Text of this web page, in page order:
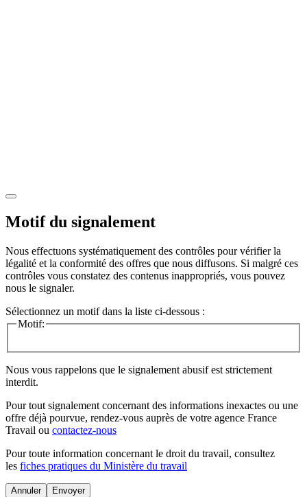
Motif du signalement
Nous effectuons systématiquement des contrôles pour vérifier la
légalité et la conformité des offres que nous diffusons. Si malgré ces
contrôles vous constatez des contenus inappropriés, vous pouvez
nous le signaler.
Sélectionnez un motif dans la liste ci-dessous :
Motif:
Nous vous rappelons que le signalement abusif est strictement
interdit.
Pour tout signalement concernant des informations inexactes ou une
offre déjà pourvue, rendez-vous auprès de votre agence France
Travail ou contactez-nous
Pour toute information concernant le droit du travail, consultez
les fiches pratiques du Ministère du travail
Annuler